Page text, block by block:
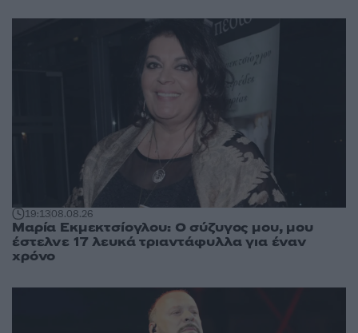
19:1308.08.26
Μαρία Εκμεκτσίογλου: O σύζυγος μου, μου
έστελνε 17 λευκά τριαντάφυλλα για έναν
χρόνο